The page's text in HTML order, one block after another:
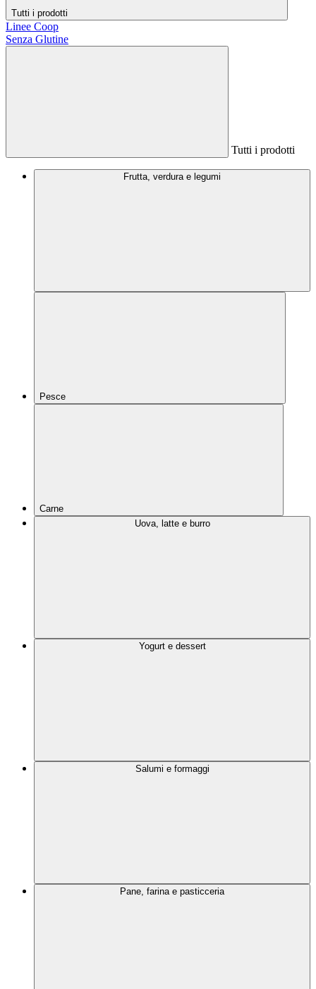
Tutti i prodotti
Linee Coop
Senza Glutine
Tutti i prodotti
Frutta, verdura e legumi
Pesce
Carne
Uova, latte e burro
Yogurt e dessert
Salumi e formaggi
Pane, farina e pasticceria